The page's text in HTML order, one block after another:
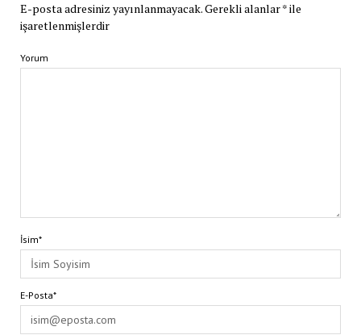
E-posta adresiniz yayınlanmayacak.Gerekli alanlar*ile
işaretlenmişlerdir
Yorum
İsim*
E-Posta*